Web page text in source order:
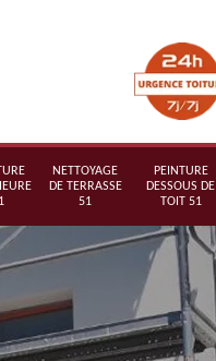
NETTOYAGE
DE TERRASSE
51
PEINTURE
DESSOUS DE
TOIT 51